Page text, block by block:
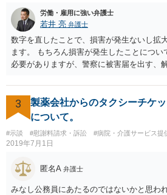
ないということです。 手術のミスの結果，
しく悪くなってしまったとか， 手術のミス
しまったとかいう事情があれば， 追加請求
ただし，手術代の返金に応じた際に「これ
ん」という趣旨の合意をしてしまっている
には困難となります。
労働・雇用に強い弁護士
若井 亮 弁護士
数字を直したことで、損害が発生ないし拡
ます。 もちろん損害が発生したことにつ
必要がありますが、警察に被害届を出す、
とで、損害の証明なくとも解決金という形
スがあるのでご注意ください。
3
製薬会社からのタクシーチケ
について。
#示談 #慰謝料請求・訴訟 #病院・介護サービス提
2019年7月1日
匿名A 弁護士
みなし公務員にあたるのではないかと思わ